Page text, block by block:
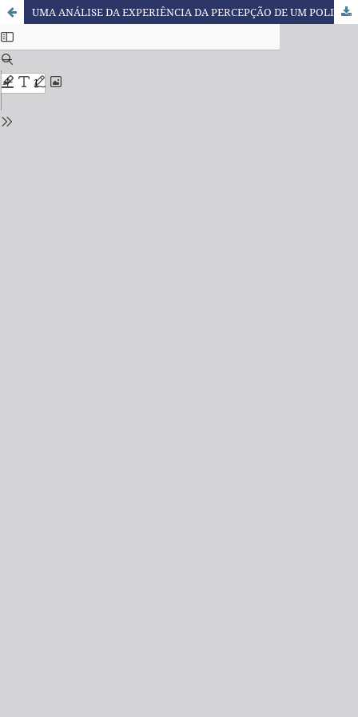
UMA ANÁLISE DA EXPERIÊNCIA DA PERCEPÇÃO DE UM POLIEDRO VISUALIZADO EM CALEIDOSCÓPIO